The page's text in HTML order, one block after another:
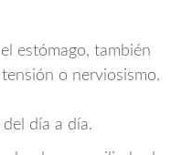
estómago, también
o nerviosismo.
del día a día.